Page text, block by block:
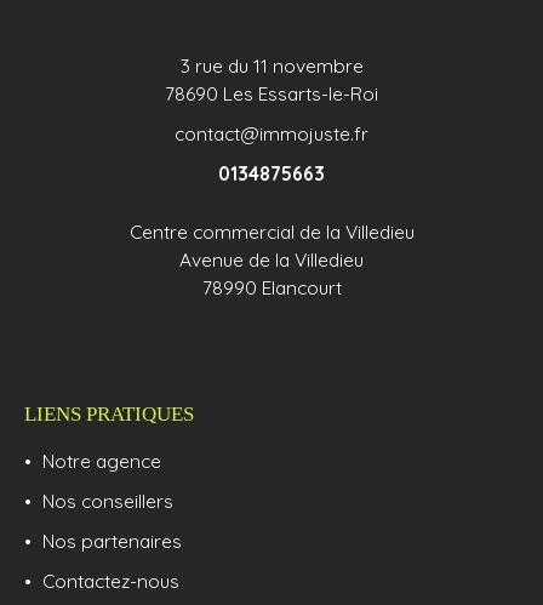
3 rue du 11 novembre
78690 Les Essarts-le-Roi
contact@immojuste.fr
0134875663
Centre commercial de la Villedieu
Avenue de la Villedieu
78990 Elancourt
LIENS PRATIQUES
Notre agence
Nos conseillers
Nos partenaires
Contactez-nous